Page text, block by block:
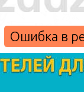
Ошибка в